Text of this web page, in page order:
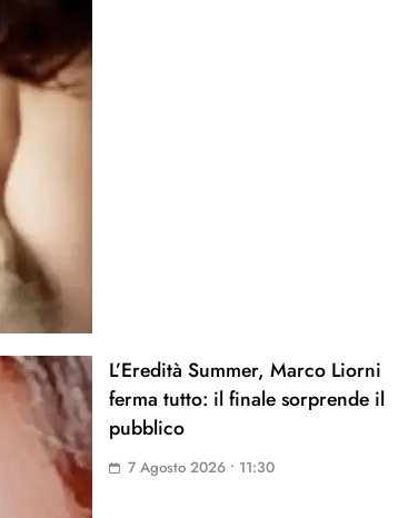
L’Eredità Summer, Marco Liorni
ferma tutto: il finale sorprende il
pubblico
7 Agosto 2026 • 11:30